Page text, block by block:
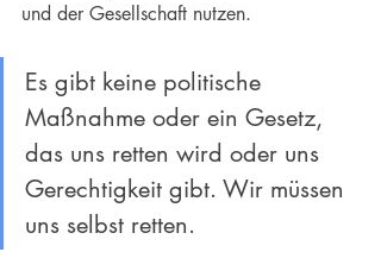
und der Gesellschaft nutzen.
Es gibt keine politische
Maßnahme oder ein Gesetz,
das uns retten wird oder uns
Gerechtigkeit gibt. Wir müssen
uns selbst retten.